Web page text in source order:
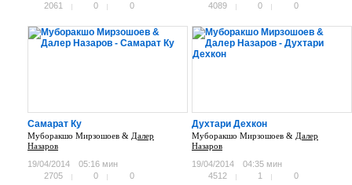
2061
0 0
4089
0 0
Самарат Ку
Муборакшо Мирзошоев & Далер
Назаров
19/04/2014
05:16 мин
2705
0 0
Духтари Дехкон
Муборакшо Мирзошоев & Далер
Назаров
19/04/2014
04:35 мин
4512
1 0